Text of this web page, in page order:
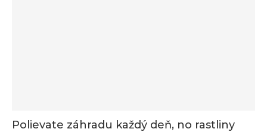
Polievate záhradu každý deň, no rastliny